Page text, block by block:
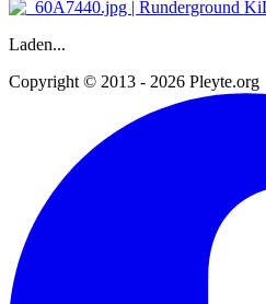
Laden...
Copyright © 2013 - 2026 Pleyte.org